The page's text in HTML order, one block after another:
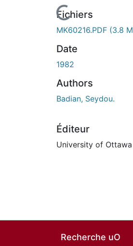
En cours de chargement...
Fichiers
MK60216.PDF (3.8
Date
1982
Authors
Badian, Seydou.
Éditeur
University of Ottawa
Recherche uO